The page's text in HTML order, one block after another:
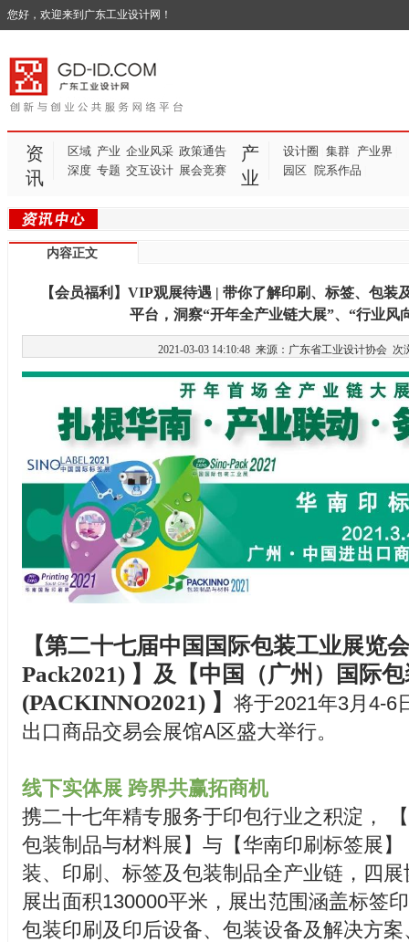
您好，欢迎来到广东工业设计网！
资
讯
区域 产业 企业风采 政策通告
深度 专题 交互设计 展会竞赛
产
业
设计圈 集群| 产业界
园区 院系作品
内容正文
【会员福利】VIP观展待遇 | 带你了解印刷、标签、包装
平台，洞察“开年全产业链大展”、“行业风
2021-03-03 14:10:48 来源：广东省工业设计协会 次
【第二十七届中国国际包装工业展览
Pack2021) 】及【中国（广州）国际
(PACKINNO2021) 】 将于2021年3月4-6
出口商品交易会展馆A区盛大举行。
线下实体展 跨界共赢拓商机
携二十七年精专服务于印包行业之积淀，
包装制品与材料展】与【华南印刷标签展
装、印刷、标签及包装制品全产业链，四
展出面积130000平米，展出范围涵盖标签
包装印刷及印后设备、包装设备及解决方